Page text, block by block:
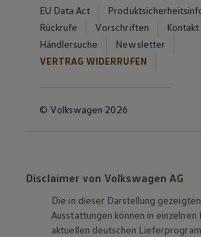
EU Data Act
Rückrufe
Vorschriften
Kontakt
Händlersuche
Newsletter
VERTRAG WIDERRUFEN
© Volkswagen 2026
Disclaimer von Volkswagen AG
Die in dieser Darstellung
Ausstattungen können in einzelnen
aktuellen deutschen